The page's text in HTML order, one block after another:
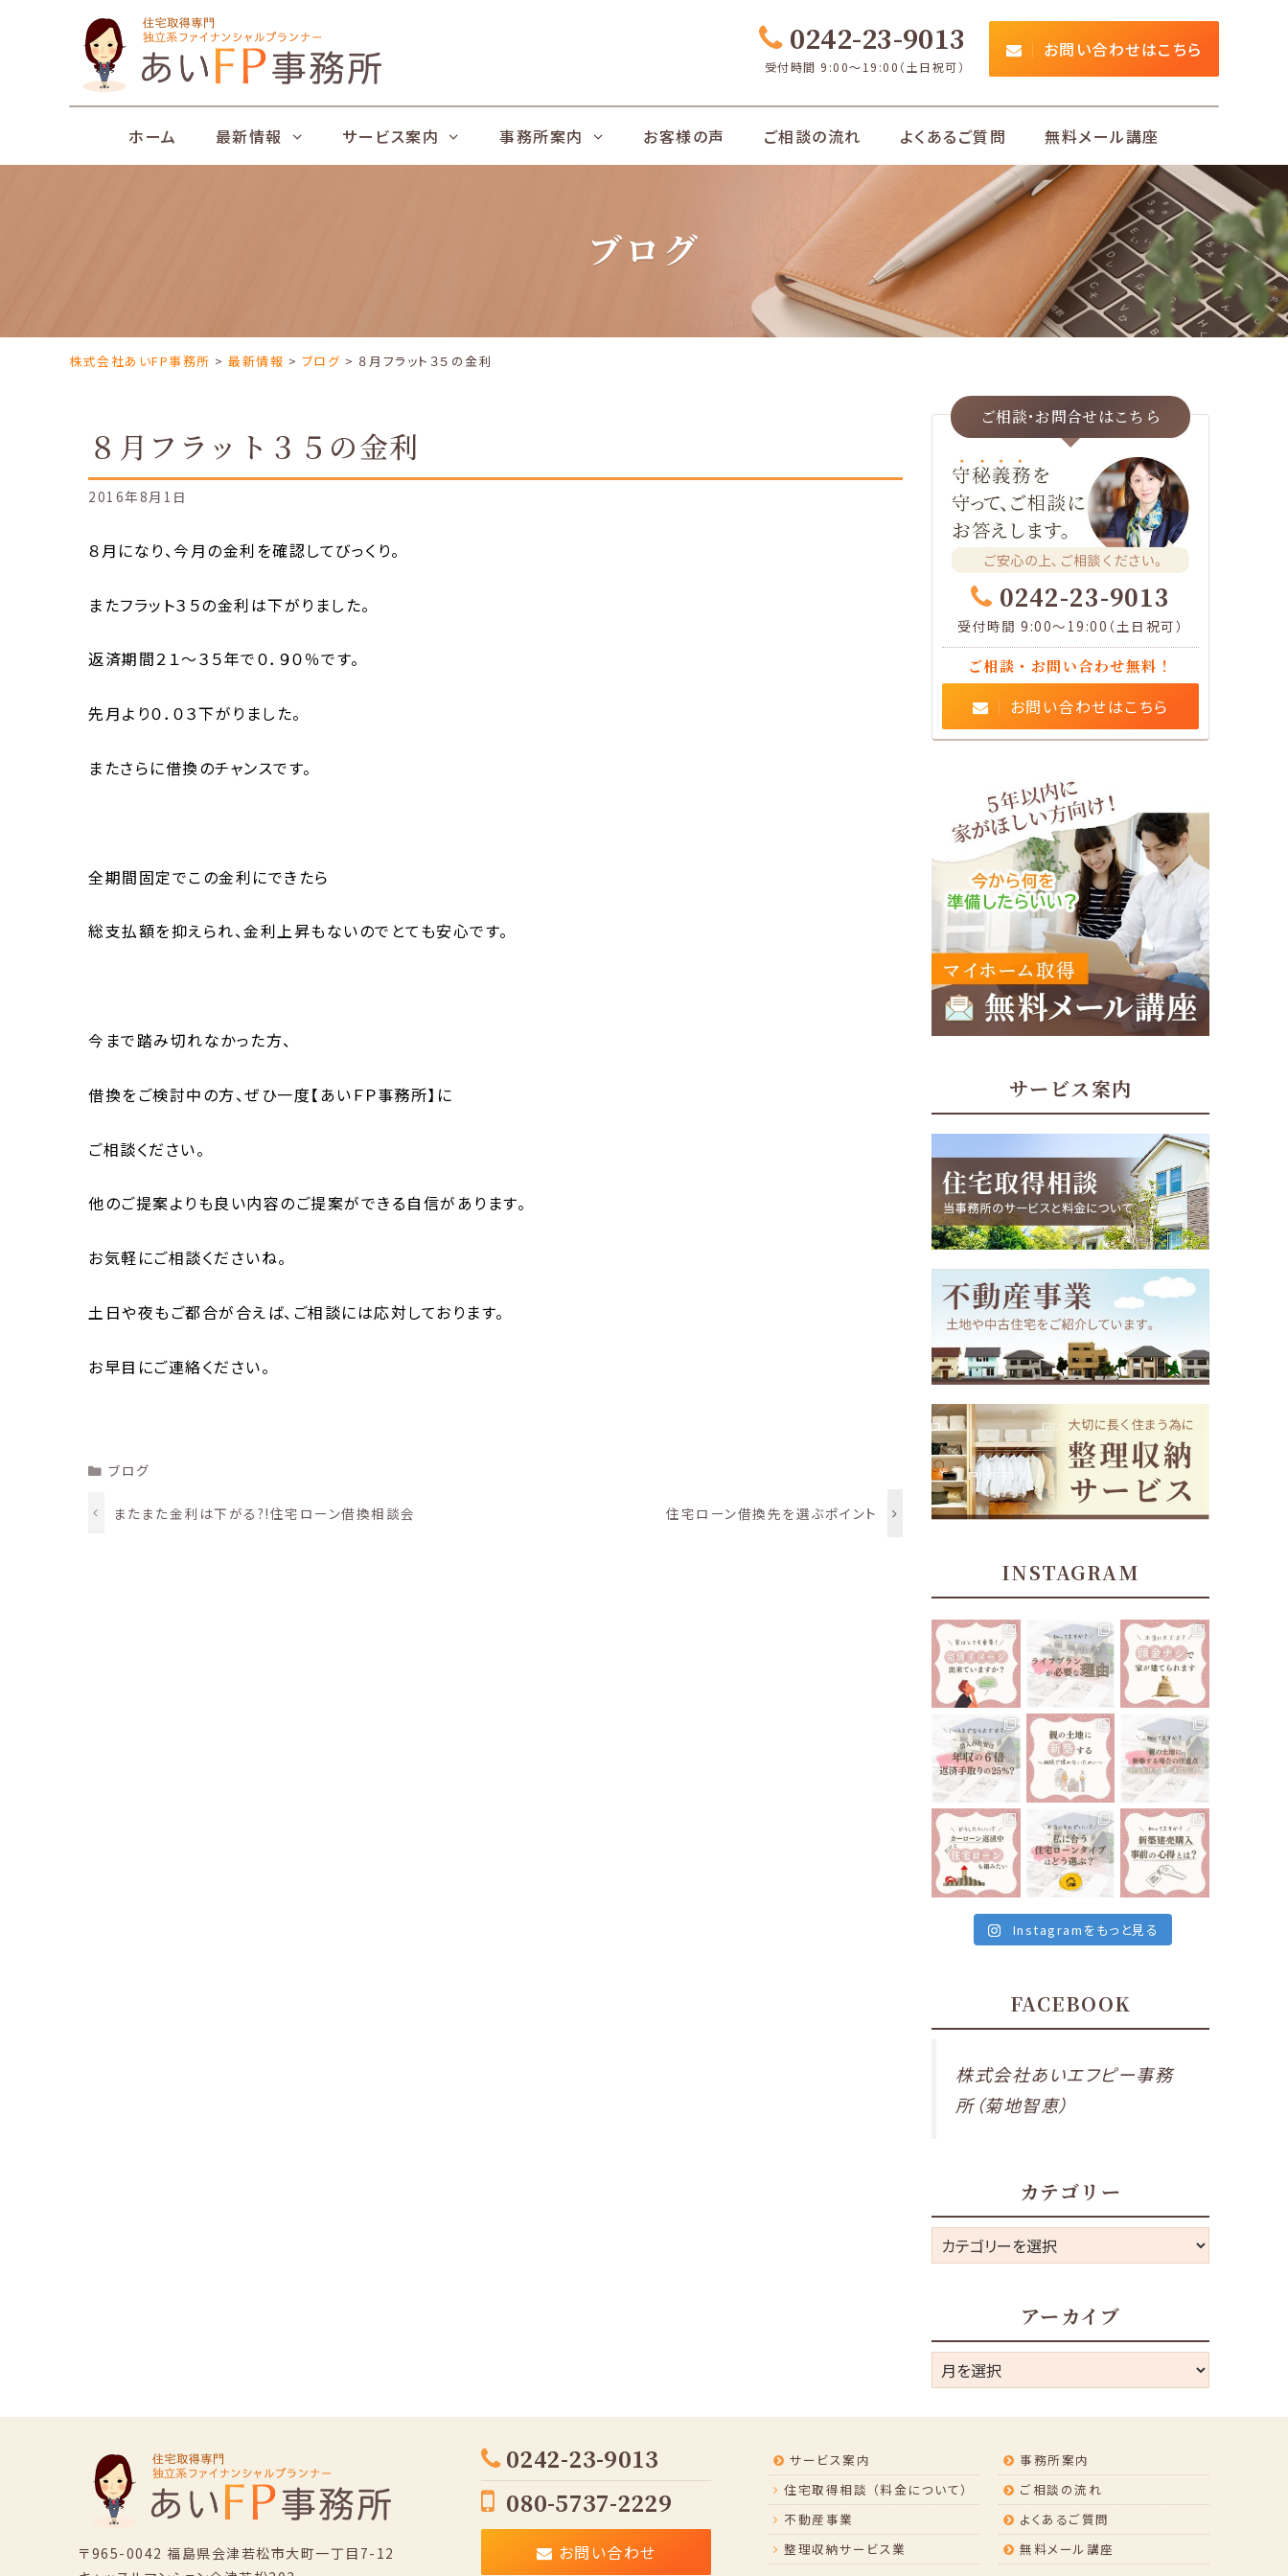
0242-23-9013
受付時間 9:00～19:00（土日祝可）
お問い合わせはこちら
ホーム 最新情報 サービス案内 事務所案内 お客様の声 ご相談の流れ よくあるご質問 無料メール講座
ブログ
株式会社あいFP事務所 > 最新情報 > ブログ > ８月フラット３５の金利
８月フラット３５の金利
2016年8月1日
８月になり、今月の金利を確認してびっくり。
またフラット３５の金利は下がりました。
返済期間２１～３５年で０．９０％です。
先月より０．０３下がりました。
またさらに借換のチャンスです。
全期間固定でこの金利にできたら
総支払額を抑えられ、金利上昇もないのでとても安心です。
今まで踏み切れなかった方、
借換をご検討中の方、ぜひ一度【あいＦＰ事務所】に
ご相談ください。
他のご提案よりも良い内容のご提案ができる自信があります。
お気軽にご相談くださいね。
土日や夜もご都合が合えば、ご相談には応対しております。
お早目にご連絡ください。
Categories
ブログ
またまた金利は下がる?!住宅ローン借換相談会 住宅ローン借換先を選ぶポイント
ご相談･お問合せはこちら
0242-23-9013
受付時間 9:00～19:00（土日祝可）
ご相談・お問い合わせ無料！
お問い合わせはこちら
サービス案内
INSTAGRAM
tomoe_kikuchi
_lifeplan
⁡
住宅ローン返済
中、70歳あたり
でお金が足りな
く
なることに、気
づくことになっ
たら…...
12月 13
tomoe_kikuchi
_lifeplan
⁡
⁡
今までにない大
きな買い物にな
るマイホーム🏘
⁡
⁡...
12月 10
tomoe_kikuchi
_lifeplan
⁡
⁡
“頭金ナシで家
が建てられま
す”と聞いたり
しますよね🤔
⁡...
12月 8
tomoe_kikuchi
_lifeplan
⁡
いくらまでなら
住宅ローンを組
んでも大丈夫で
す...
12月 6
tomoe_kikuchi
_lifeplan
⁡
前回は親の土
地に新築する場
合の注意点
で、...
12月 3
tomoe_kikuchi
_lifeplan
⁡
親御さんが所有
している土地に
家を建てる ...
12月 1
tomoe_kikuchi
_lifeplan
⁡
私たちが住んで
いる、会津若松
市は
出来ないと言っ
...
11月 29
tomoe_kikuchi
_lifeplan
⁡
住宅ローンは当
然ですが、家を
建てる時に組む
11月 26
tomoe_kikuchi
_lifeplan
⁡
最近の会津地
域、建売住宅が
とても多いなと
11月 24
Instagramをもっと見る
FACEBOOK
株式会社あいエフピー事務
所（菊地智恵）
カテゴリー
カ
テ
ー
アーカイブ
ア
ー
カ
〒965-0042 福島県会津若松市大町一丁目7-12
0242-23-9013
080-5737-2229
お問い合わせ
サービス案内
住宅取得相談 （料金について）
不動産事業
整理収納サービス業
事務所案内
ご相談の流れ
よくあるご質問
無料メール講座